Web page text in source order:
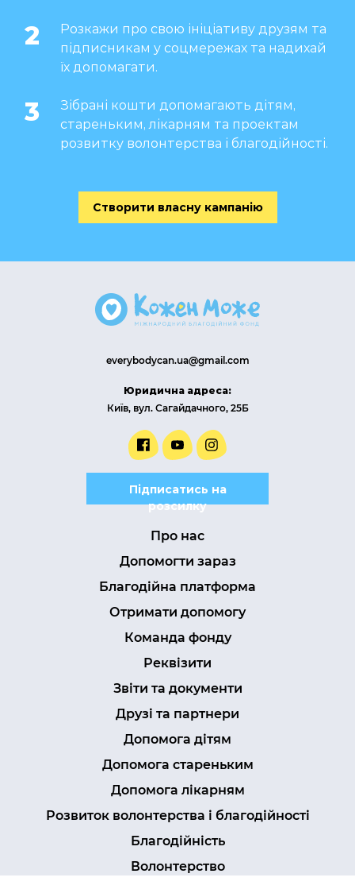
2
Розкажи про свою ініціативу друзям та
підписникам у соцмережах та надихай
їх допомагати.
3
Зібрані кошти допомагають дітям,
стареньким, лікарням та проектам
розвитку волонтерства і благодійності.
Створити власну кампанію
everybodycan.ua@gmail.com
Юридична адреса:
Київ, вул. Сагайдачного, 25Б
Підписатись на
розсилку
Про нас
Допомогти зараз
Благодійна платформа
Отримати допомогу
Команда фонду
Реквізити
Звіти та документи
Друзі та партнери
Допомога дітям
Допомога стареньким
Допомога лікарням
Розвиток волонтерства і благодійності
Благодійність
Волонтерство